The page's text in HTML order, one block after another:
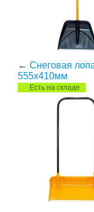
← Снеговая
555х410мм
Есть на складе